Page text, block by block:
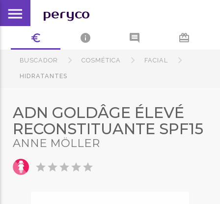
menu peryco
euro_symbol info comment card_giftcard
BUSCADOR COSMÉTICA FACIAL
HIDRATANTES
ADN GOLDÂGE ÉLEVÉ
RECONSTITUANTE SPF15
ANNE MÖLLER
starstarstarstarstar